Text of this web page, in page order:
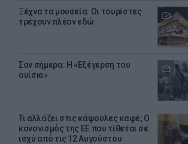
Ξέχνα τα μουσεία: Οι τουρίστες
τρέχουν πλέον εδώ
Σαν σήμερα: Η «Εξέγερση του
ουίσκι»
Τι αλλάζει στις κάψουλες καφέ; Ο
κανονισμός της ΕΕ που τίθεται σε
ισχύ από τις 12 Αυγούστου